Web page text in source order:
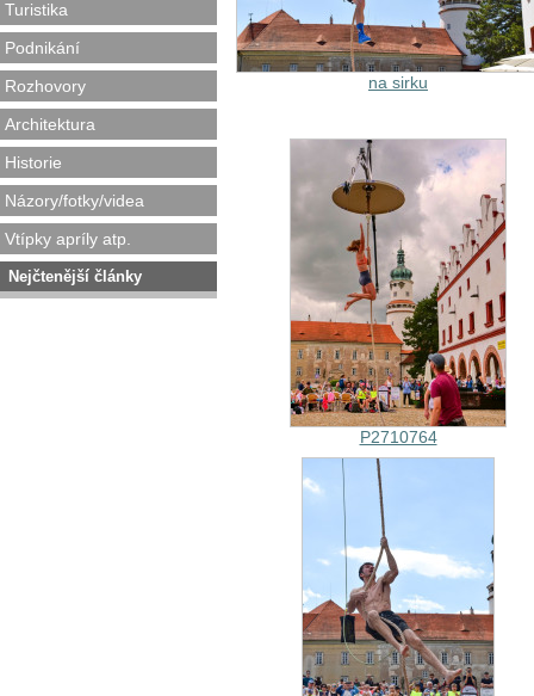
Turistika
Podnikání
Rozhovory
Architektura
Historie
Názory/fotky/videa
Vtípky apríly atp.
Nejčtenější články
na sirku
P2710764